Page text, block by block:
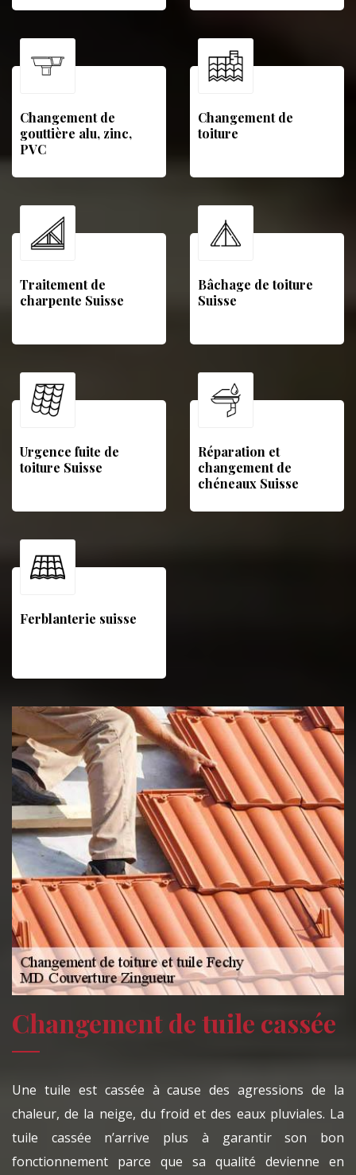
Changement de
gouttière alu, zinc,
PVC
Changement de
toiture
Traitement de
charpente Suisse
Bâchage de toiture
Suisse
Urgence fuite de
toiture Suisse
Réparation et
changement de
chéneaux Suisse
Ferblanterie suisse
Changement de tuile cassée
Une tuile est cassée à cause des agressions de la
chaleur, de la neige, du froid et des eaux pluviales. La
tuile cassée n’arrive plus à garantir son bon
fonctionnement parce que sa qualité devienne en